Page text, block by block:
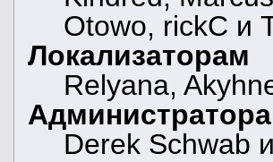
Otowo, rickC и
Локализаторам
Relyana,
Derek Schwab